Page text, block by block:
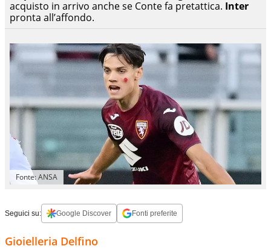
acquisto in arrivo anche se Conte fa pretattica. Inter
pronta all’affondo.
Fonte: ANSA
Seguici su: Google Discover Fonti preferite
Gioielleria Delfino